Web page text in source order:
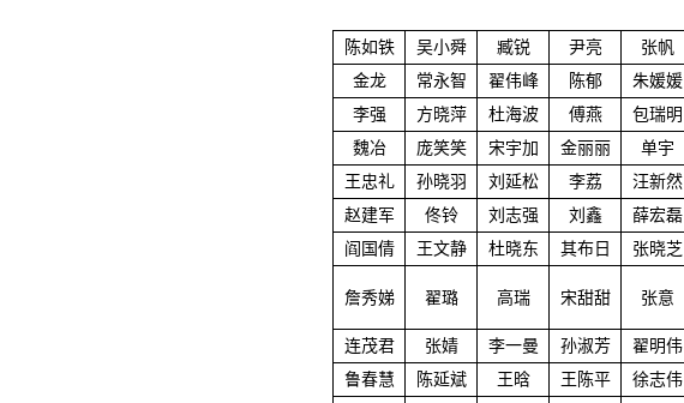
陈如铁 吴小舜 臧锐 尹亮 张帆
金龙
常永智 翟伟峰 陈郁 朱媛媛
李强
方晓萍 杜海波 傅燕 包瑞明
魏冶
庞笑笑 宋宇加 金丽丽 单宇
王忠礼
孙晓羽 刘延松 李荔 汪新然
赵建军
佟铃 刘志强 刘鑫 薛宏磊
阎国倩
王文静 杜晓东 其布日 张晓芝
詹秀娣 翟璐 高瑞 宋甜甜 张意
连茂君 张婧 李一曼 孙淑芳 翟明伟
鲁春慧
陈延斌 王晗 王陈平 徐志伟